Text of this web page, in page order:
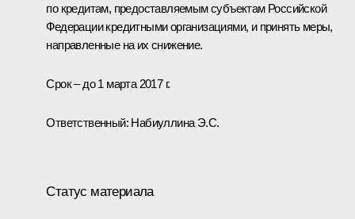
по кредитам, предоставляемым субъектам Российской
Федерации кредитными организациями, и принять меры,
направленные на их снижение.
Срок – до 1 марта 2017 г.
Ответственный: Набиуллина Э.С.
Статус материала